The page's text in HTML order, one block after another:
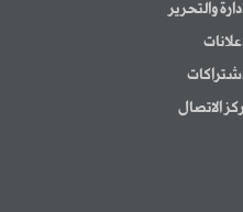
والتحرير
الاتصال